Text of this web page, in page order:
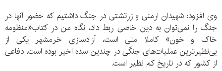
وی افزود: شهیدان ارمنی و زرتشتی در جنگ داشتیم که حضور آنها در
جنگ را نمی‌توان به دین خاصی ربط داد، نگاه من در کتاب«منظومه
خاک و خون» کاملا ملی است، آزادسازی خرمشهر یکی از
بی‌نظیرترین عملیات‌های جنگی در چندین سده اخیر بوده است، دفاعی
از کشور که در تاریخ کم نظیر است.